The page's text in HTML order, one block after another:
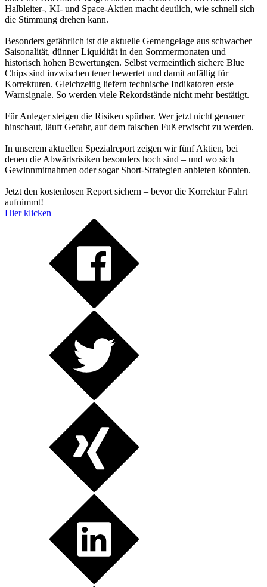
Halbleiter-, KI- und Space-Aktien macht deutlich, wie schnell sich
die Stimmung drehen kann.
Besonders gefährlich ist die aktuelle Gemengelage aus schwacher
Saisonalität, dünner Liquidität in den Sommermonaten und
historisch hohen Bewertungen. Selbst vermeintlich sichere Blue
Chips sind inzwischen teuer bewertet und damit anfällig für
Korrekturen. Gleichzeitig liefern technische Indikatoren erste
Warnsignale. So werden viele Rekordstände nicht mehr bestätigt.
Für Anleger steigen die Risiken spürbar. Wer jetzt nicht genauer
hinschaut, läuft Gefahr, auf dem falschen Fuß erwischt zu werden.
In unserem aktuellen Spezialreport zeigen wir fünf Aktien, bei
denen die Abwärtsrisiken besonders hoch sind – und wo sich
Gewinnmitnahmen oder sogar Short-Strategien anbieten könnten.
Jetzt den kostenlosen Report sichern – bevor die Korrektur Fahrt
aufnimmt!
Hier klicken